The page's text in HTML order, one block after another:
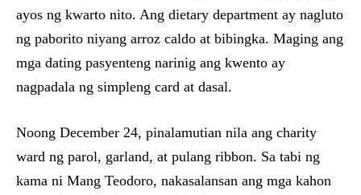
ayos ng kwarto nito. Ang dietary department ay nagluto
ng paborito niyang arroz caldo at bibingka. Maging ang
mga dating pasyenteng narinig ang kwento ay
nagpadala ng simpleng card at dasal.
Noong December 24, pinalamutian nila ang charity
ward ng parol, garland, at pulang ribbon. Sa tabi ng
kama ni Mang Teodoro, nakasalansan ang mga kahon